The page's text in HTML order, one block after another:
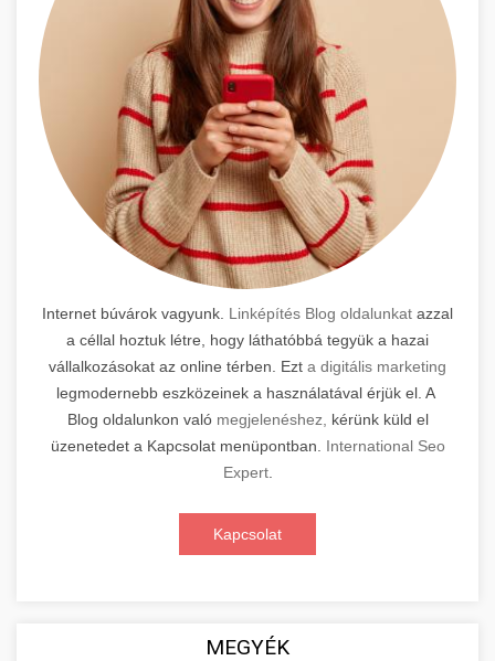
Internet búvárok vagyunk. Linképítés Blog oldalunkat azzal
a céllal hoztuk létre, hogy láthatóbbá tegyük a hazai
vállalkozásokat az online térben. Ezt a digitális marketing
legmodernebb eszközeinek a használatával érjük el. A
Blog oldalunkon való megjelenéshez,
kérünk küld el
üzenetedet a Kapcsolat menüpontban. International Seo
Expert.
Kapcsolat
MEGYÉK